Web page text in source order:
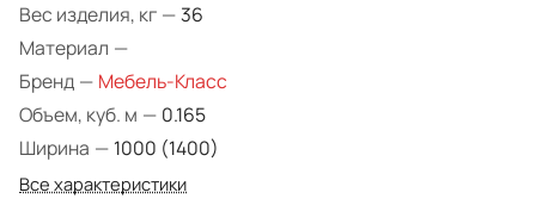
Вес изделия, кг — 36
Материал —
Бренд — Мебель-Класс
Объем, куб. м — 0.165
Ширина — 1000 (1400)
Все характеристики